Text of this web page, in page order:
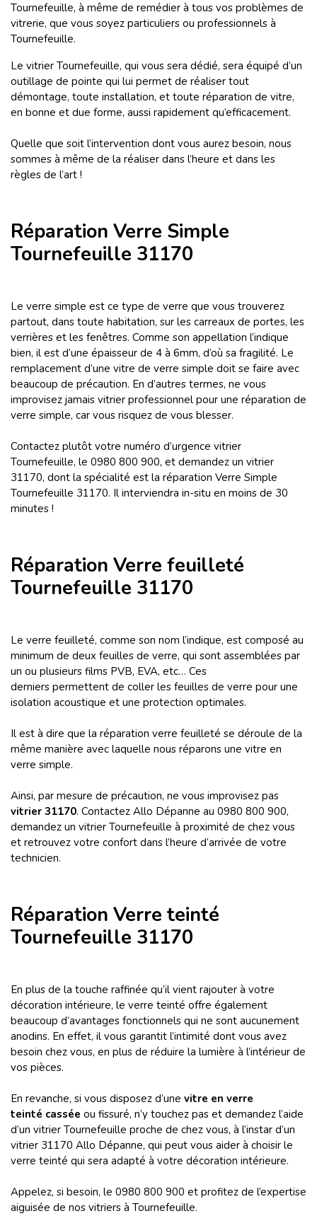
Tournefeuille, à même de remédier à tous vos problèmes de
vitrerie, que vous soyez particuliers ou professionnels à
Tournefeuille.
Le vitrier Tournefeuille, qui vous sera dédié, sera équipé d’un
outillage de pointe qui lui permet de réaliser tout
démontage, toute installation, et toute réparation de vitre,
en bonne et due forme, aussi rapidement qu’efficacement.
Quelle que soit l’intervention dont vous aurez besoin, nous
sommes à même de la réaliser dans l’heure et dans les
règles de l’art !
Réparation Verre Simple
Tournefeuille 31170
Le verre simple est ce type de verre que vous trouverez
partout, dans toute habitation, sur les carreaux de portes, les
verrières et les fenêtres. Comme son appellation l’indique
bien, il est d’une épaisseur de 4 à 6mm, d’où sa fragilité. Le
remplacement d’une vitre de verre simple doit se faire avec
beaucoup de précaution. En d’autres termes, ne vous
improvisez jamais vitrier professionnel pour une réparation de
verre simple, car vous risquez de vous blesser.
Contactez plutôt votre numéro d’urgence vitrier
Tournefeuille, le 0980 800 900, et demandez un vitrier
31170, dont la spécialité est la réparation Verre Simple
Tournefeuille 31170. Il interviendra in-situ en moins de 30
minutes !
Réparation Verre feuilleté
Tournefeuille 31170
Le verre feuilleté, comme son nom l’indique, est composé au
minimum de deux feuilles de verre, qui sont assemblées par
un ou plusieurs films PVB, EVA, etc… Ces
derniers permettent de coller les feuilles de verre pour une
isolation acoustique et une protection optimales.
Il est à dire que la réparation verre feuilleté se déroule de la
même manière avec laquelle nous réparons une vitre en
verre simple.
Ainsi, par mesure de précaution, ne vous improvisez pas
vitrier 31170. Contactez Allo Dépanne au 0980 800 900,
demandez un vitrier Tournefeuille à proximité de chez vous
et retrouvez votre confort dans l’heure d’arrivée de votre
technicien.
Réparation Verre teinté
Tournefeuille 31170
En plus de la touche raffinée qu’il vient rajouter à votre
décoration intérieure, le verre teinté offre également
beaucoup d’avantages fonctionnels qui ne sont aucunement
anodins. En effet, il vous garantit l’intimité dont vous avez
besoin chez vous, en plus de réduire la lumière à l’intérieur de
vos pièces.
En revanche, si vous disposez d’une vitre en verre
teinté cassée ou fissuré, n’y touchez pas et demandez l’aide
d’un vitrier Tournefeuille proche de chez vous, à l’instar d’un
vitrier 31170 Allo Dépanne, qui peut vous aider à choisir le
verre teinté qui sera adapté à votre décoration intérieure.
Appelez, si besoin, le 0980 800 900 et profitez de l’expertise
aiguisée de nos vitriers à Tournefeuille.